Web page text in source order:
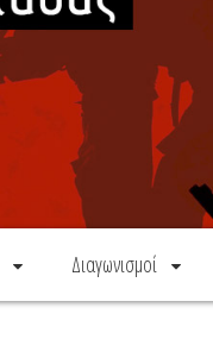
Διαγωνισμοί